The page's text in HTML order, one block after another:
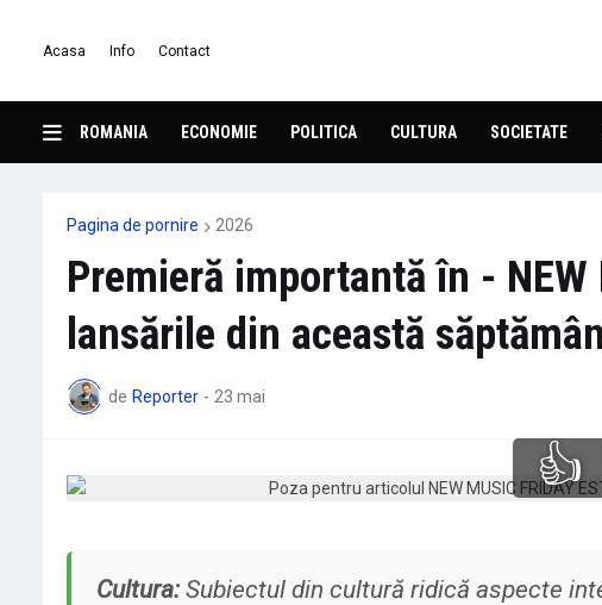
Acasa Info Contact
ROMANIA ECONOMIE POLITICA CULTURA SOCIETATE
Pagina de pornire 2026
Premieră importantă în - NEW
lansările din această
de Reporter - 23 mai
👍
Cultura:Subiectul din cultură ridică aspecte